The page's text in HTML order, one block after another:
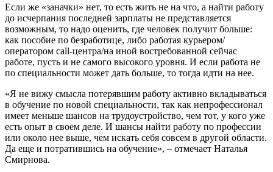
Если же «заначки» нет, то есть жить не на что, а найти работу
до исчерпания последней зарплаты не представляется
возможным, то надо оценить, где человек получит больше:
как пособие по безработице, либо работая курьером/
оператором call-центра/на иной востребованной сейчас
работе, пусть и не самого высокого уровня. И если работа не
по специальности может дать больше, то тогда идти на нее.
«Я не вижу смысла потерявшим работу активно вкладываться
в обучение по новой специальности, так как непрофессионал
имеет меньше шансов на трудоустройство, чем тот, у кого уже
есть опыт в своем деле. И шансы найти работу по профессии
или около нее выше, чем искать себя совсем в другой области.
Да еще и потратившись на обучение», – отмечает Наталья
Смирнова.